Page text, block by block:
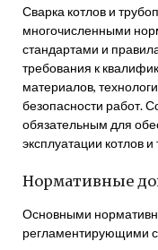
Сварка котлов и
многочисленными
стандартами и
требования к
материалов,
безопасности работ.
обязательным для
эксплуатации котлов
Нормативные
Основными
регламентирующими